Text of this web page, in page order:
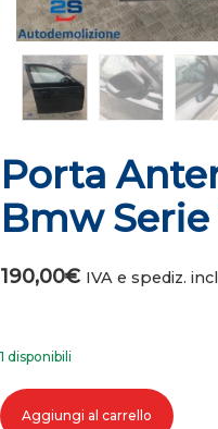
Porta
Bmw Serie
190,00€ IVA e spediz.
1 disponibili
Porta anteriore destra bmw serie
Aggiungi al carrello